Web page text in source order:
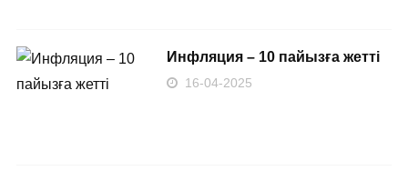
Инфляция – 10 пайызға жетті
16-04-2025